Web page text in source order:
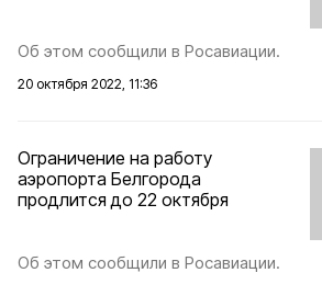
Об этом сообщили в Росавиации.
20 октября 2022, 11:36
Ограничение на работу
аэропорта Белгорода
продлится до 22 октября
Об этом сообщили в Росавиации.